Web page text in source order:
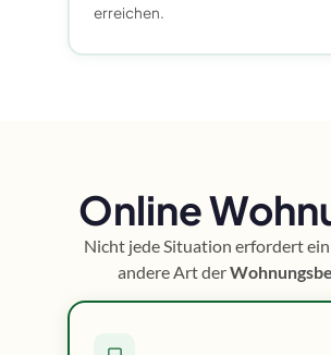
erreichen.
Online
Nicht jede Situation erfordert
andere Art der